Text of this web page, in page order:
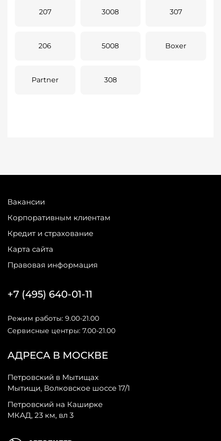
207 3008 307
206 5008 Boxer
Partner 308
Вакансии
Корпоративным клиентам
Кредит и страхование
Карта сайта
Правовая информация
АДРЕСА В МОСКВЕ
Петровский в Мытищах
Мытищи, Волковское шоссе 17/1
Петровский на Каширке
МКАД, 23 км, вл 3
+7 (495) 640-01-11
Режим работы: 9.00-21.00
Сервисные центры: 7.00-21.00